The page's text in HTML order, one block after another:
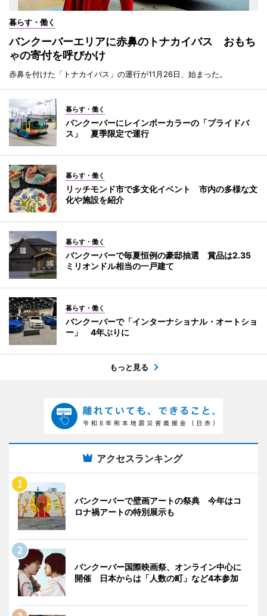
暮らす・働く
バンクーバーエリアに赤鼻のトナカイバス おもち
ゃの寄付を呼びかけ
赤鼻を付けた「トナカイバス」の運行が11月26日、始まった。
暮らす・働く
バンクーバーにレインボーカラーの「プライドバ
ス」 夏季限定で運行
暮らす・働く
リッチモンド市で多文化イベント 市内の多様な文
化や施設を紹介
暮らす・働く
バンクーバーで毎夏恒例の豪邸抽選 賞品は2.35
ミリオンドル相当の一戸建て
暮らす・働く
バンクーバーで「インターナショナル・オートショ
ー」 4年ぶりに
もっと見る
アクセスランキング
バンクーバーで壁画アートの祭典 今年はコ
ロナ禍アートの特別展示も
バンクーバー国際映画祭、オンライン中心に
開催 日本からは「人数の町」など4本参加